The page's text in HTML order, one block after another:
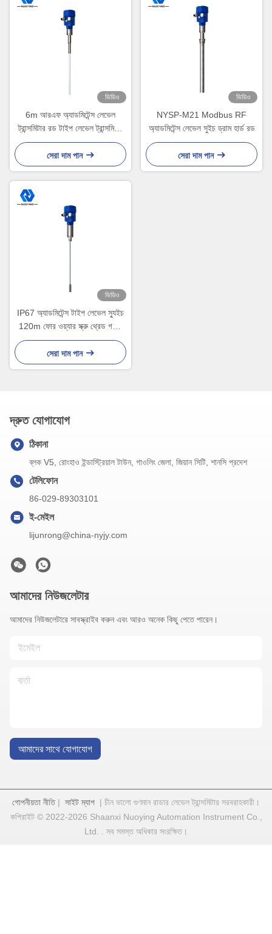
ভিডিও
6m আরএফ অ্যাডমিটেন্স লেভেল
ট্রান্সমিটার রড টাইপ লেভেল ট্রান্সমিটার
হার্ড ইনসুলেটিং
সেরা দাম পান
ভিডিও
NYSP-M21 Modbus RF
অ্যাডমিটেন্স লেভেল সুইচ ড্রাম হার্ড রড
সেরা দাম পান
ভিডিও
IP67 অ্যাডমিটেন্স টাইপ লেভেল স্যুইচ
120m ফোর ওয়্যার স্ক্রু থ্রেড গভীর
কূপের জন্য
সেরা দাম পান
দ্রুত যোগাযোগ
ঠিকানা
ব্লক V5, রোংহাও ইন্ডাস্ট্রিয়াল টাউন, গাওলিং জেলা, জিয়ান সিটি, শানসি প্রদেশ
টেলিফোন
86-029-89303101
ই-মেইল
lijunrong@china-nyjy.com
আমাদের নিউজলেটার
আমাদের নিউজলেটারে সাবস্ক্রাইব করুন এবং আরও অনেক কিছু পেতে পারেন।
আমাদের সাথে যোগাযোগ
গোপনীয়তা নীতি| সাইট ম্যাপ | চীন ভালো গুণমান রাডার লেভেল ট্রান্সমিটার সরবরাহকারী।
কপিরাইট © 2022-2026 Shaanxi Nuoying Automation Instrument Co.,
Ltd. . সব সমস্ত অধিকার সংরক্ষিত।